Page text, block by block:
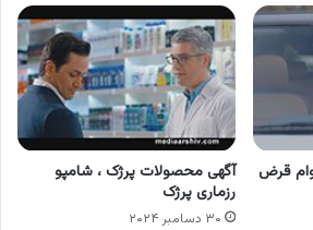
قرض
آگهی محصولات پرژک ، شامپو
رزماری پرژک
۳۰ دسامبر ۲۰۲۴